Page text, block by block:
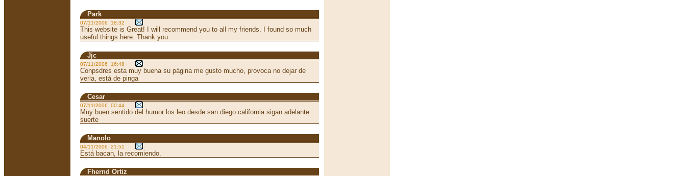
Park
07/11/2006 18:32
This website is Great! I will recommend you to all my friends. I found so much
useful things here. Thank you.
Jjc
07/11/2006 16:48
Conpsdres esta muy buena su página me gusto mucho, provoca no dejar de
verla, está de pinga
Cesar
07/11/2006 00:44
Muy buen sentido del humor los leo desde san diego california sigan adelante
suerte
Manolo
04/11/2006 21:51
Está bacan, la recomiendo.
Fhernd Ortiz